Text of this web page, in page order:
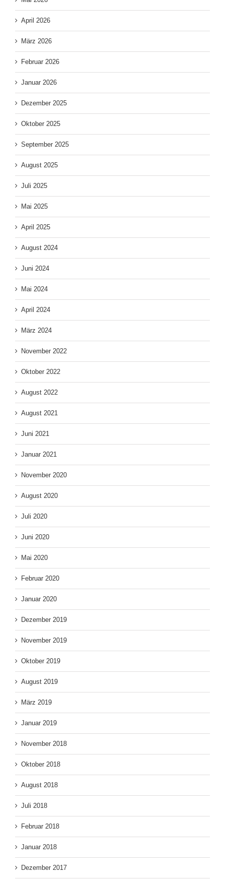
April 2026
März 2026
Februar 2026
Januar 2026
Dezember 2025
Oktober 2025
September 2025
August 2025
Juli 2025
Mai 2025
April 2025
August 2024
Juni 2024
Mai 2024
April 2024
März 2024
November 2022
Oktober 2022
August 2022
August 2021
Juni 2021
Januar 2021
November 2020
August 2020
Juli 2020
Juni 2020
Mai 2020
Februar 2020
Januar 2020
Dezember 2019
November 2019
Oktober 2019
August 2019
März 2019
Januar 2019
November 2018
Oktober 2018
August 2018
Juli 2018
Februar 2018
Januar 2018
Dezember 2017